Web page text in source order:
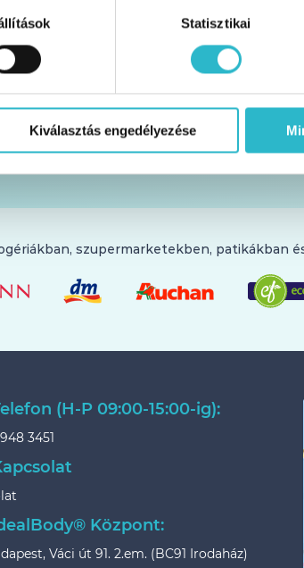
Statisztikai
Kiválasztás engedélyezése
blog cikkeket, tartalmakat találsz
címemre reklámot is tartalmazó hírleveleket kapjak. A
szupermarketekben, patikákban
(H-P 09:00-15:00-ig):
3451
Központ:
Váci út 91. 2.em. (BC91 Irodaház)